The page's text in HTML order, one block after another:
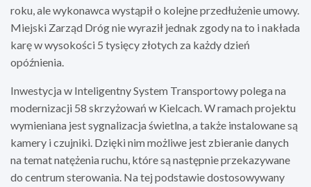
roku, ale wykonawca wystąpił o kolejne przedłużenie umowy.
Miejski Zarząd Dróg nie wyraził jednak zgody na to i nakłada
karę w wysokości 5 tysięcy złotych za każdy dzień
opóźnienia.
Inwestycja w Inteligentny System Transportowy polega na
modernizacji 58 skrzyżowań w Kielcach. W ramach projektu
wymieniana jest sygnalizacja świetlna, a także instalowane są
kamery i czujniki. Dzięki nim możliwe jest zbieranie danych
na temat natężenia ruchu, które są następnie przekazywane
do centrum sterowania. Na tej podstawie dostosowywany